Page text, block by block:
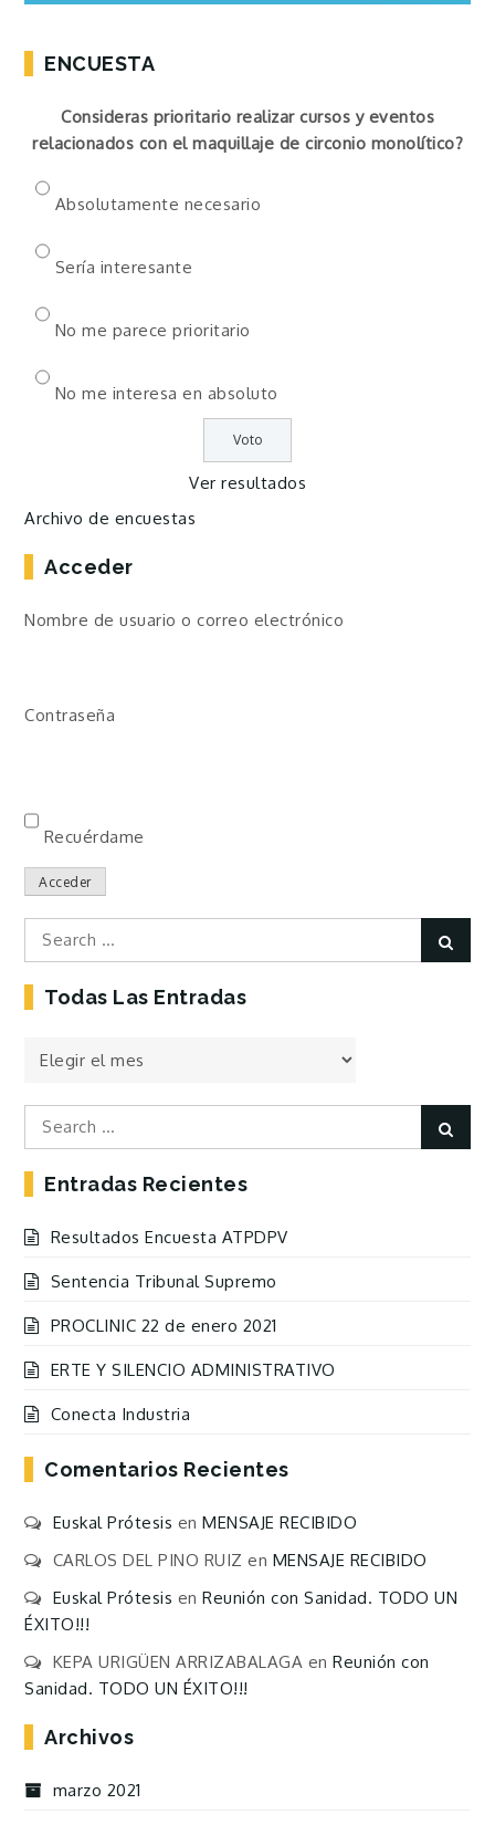
ENCUESTA
Consideras prioritario realizar cursos y eventos
relacionados con el maquillaje de circonio monolítico?
Absolutamente necesario
Sería interesante
No me parece prioritario
No me interesa en absoluto
Ver resultados
Archivo de encuestas
Acceder
Nombre de usuario o correo electrónico
Contraseña
Recuérdame
Acceder
Search
for:
Todas Las Entradas
Todas
Entradas
Search
for:
Entradas Recientes
Resultados Encuesta ATPDPV
Sentencia Tribunal Supremo
PROCLINIC 22 de enero 2021
ERTE Y SILENCIO ADMINISTRATIVO
Conecta Industria
Comentarios Recientes
Euskal Prótesis enMENSAJE RECIBIDO
CARLOS DEL PINO RUIZ en MENSAJE RECIBIDO
Euskal Prótesis enReunión con Sanidad. TODO UN
ÉXITO!!!
KEPA URIGÜEN ARRIZABALAGA enReunión con
Sanidad. TODO UN ÉXITO!!!
Archivos
marzo 2021